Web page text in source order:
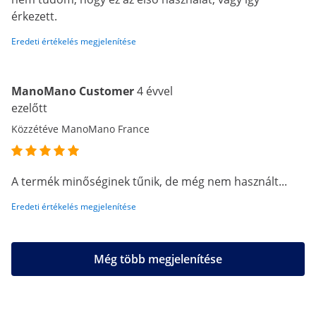
érkezett.
Eredeti értékelés megjelenítése
ManoMano Customer4 évvel
ezelőtt
Közzétéve ManoMano France
A termék minőséginek tűnik, de még nem használt...
Eredeti értékelés megjelenítése
Még több megjelenítése